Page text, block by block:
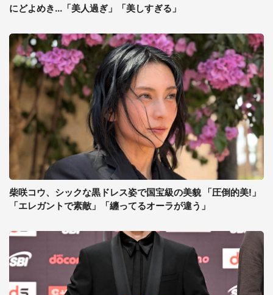
にどよめき...「美人過ぎ」「美しすぎる」
柴咲コウ、シックな黒ドレス姿で国宝級の美貌 「圧倒的美!」
「エレガントで素敵」「纏ってるオーラが違う」